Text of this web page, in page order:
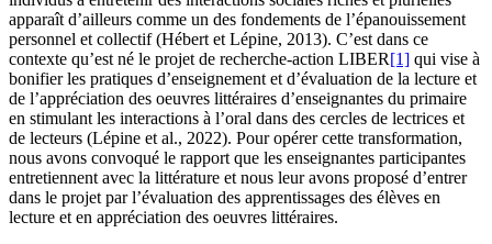
apparaît d’ailleurs comme un des fondements de l’épanouissement
personnel et collectif (Hébert et Lépine, 2013). C’est dans ce
contexte qu’est né le projet de recherche-action LIBER[1] qui vise à
bonifier les pratiques d’enseignement et d’évaluation de la lecture et
de l’appréciation des oeuvres littéraires d’enseignantes du primaire
en stimulant les interactions à l’oral dans des cercles de lectrices et
de lecteurs (Lépine et al., 2022). Pour opérer cette transformation,
nous avons convoqué le rapport que les enseignantes participantes
entretiennent avec la littérature et nous leur avons proposé d’entrer
dans le projet par l’évaluation des apprentissages des élèves en
lecture et en appréciation des oeuvres littéraires.